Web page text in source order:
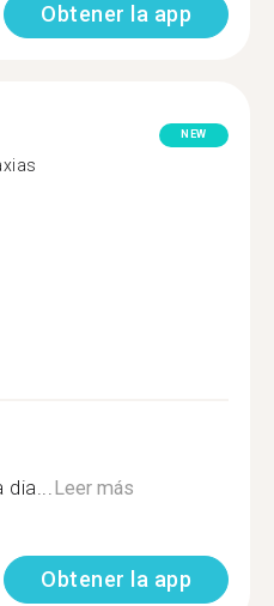
Obtener la app
NEW
dia...Leer más
Obtener la app